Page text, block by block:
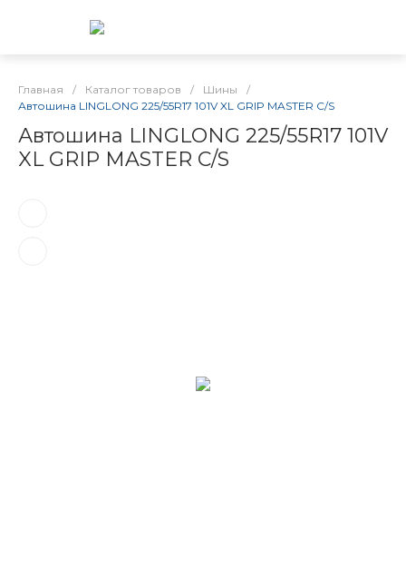
Главная / Каталог товаров / Шины
/
Автошина LINGLONG 225/55R17 101V XL GRIP MASTER C/S
Автошина LINGLONG 225/55R17 101V
XL GRIP MASTER C/S